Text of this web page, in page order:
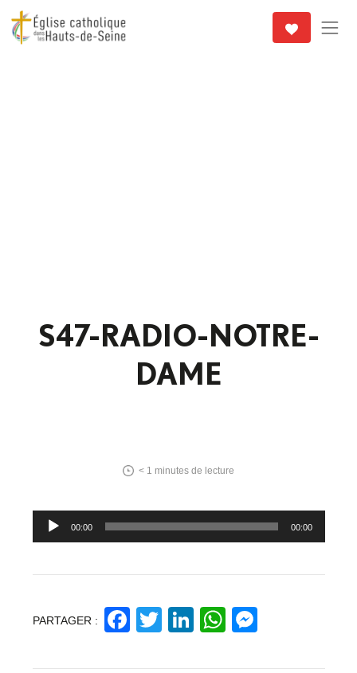
S47-RADIO-NOTRE-
DAME
< 1 minutes de lecture
Lecteur
audio
00:00 00:00
PARTAGER : Facebook
Twitter
LinkedIn
WhatsApp